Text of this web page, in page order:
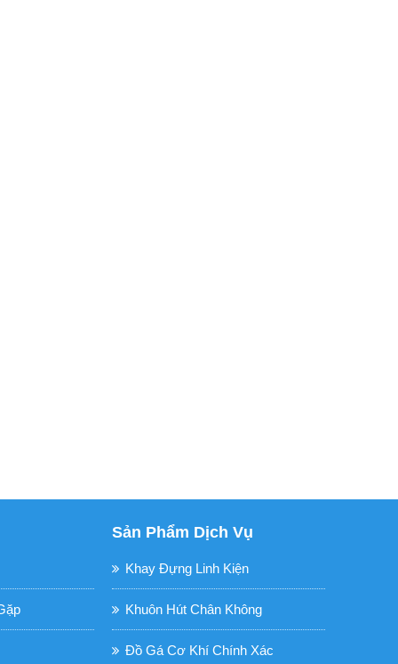
Sản Phẩm Dịch Vụ
Khay Đựng Linh Kiện
Khuôn Hút Chân Không
Đồ Gá Cơ Khí Chính Xác